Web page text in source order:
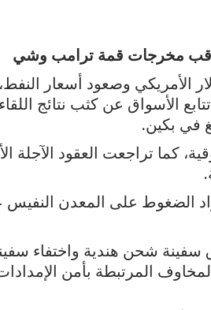
مخرجات قمة ترامب وشي
الأمريكي وصعود أسعار
الأسواق عن كثب نتائج
في بكين.
بنحو 0.4% ليستقر قرب 4,669 دولارًا للأوقية، كما تراجعت العقود
زاد الضغوط على المعدن النفيس
سفينة شحن هندية واختفاء
المخاوف المرتبطة بأمن